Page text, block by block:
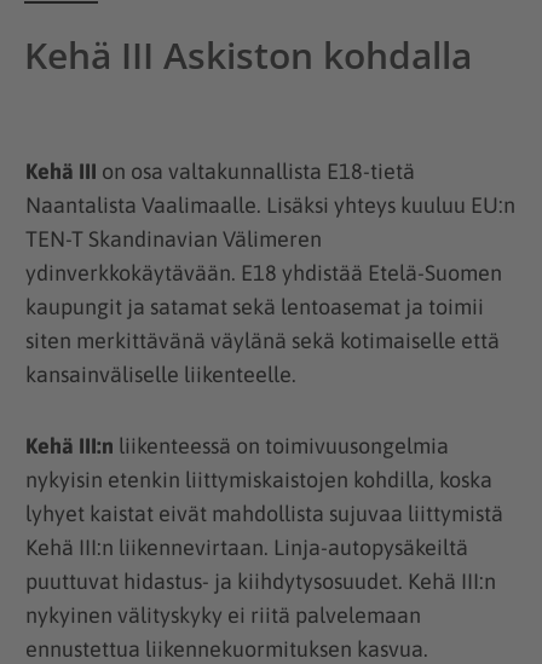
Kehä III Askiston kohdalla
Kehä III on osa valtakunnallista E18-tietä
Naantalista Vaalimaalle. Lisäksi yhteys kuuluu EU:n
TEN-T Skandinavian Välimeren
ydinverkkokäytävään. E18 yhdistää Etelä-Suomen
kaupungit ja satamat sekä lentoasemat ja toimii
siten merkittävänä väylänä sekä kotimaiselle että
kansainväliselle liikenteelle.
Kehä III:n liikenteessä on toimivuusongelmia
nykyisin etenkin liittymiskaistojen kohdilla, koska
lyhyet kaistat eivät mahdollista sujuvaa liittymistä
Kehä III:n liikennevirtaan. Linja-autopysäkeiltä
puuttuvat hidastus- ja kiihdytysosuudet. Kehä III:n
nykyinen välityskyky ei riitä palvelemaan
ennustettua liikennekuormituksen kasvua.